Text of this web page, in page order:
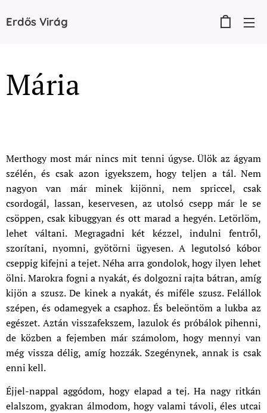
Erdős Virág
Mária
Merthogy most már nincs mit tenni úgyse. Ülök az ágyam
szélén, és csak azon igyekszem, hogy teljen a tál. Nem
nagyon van már minek kijönni, nem spriccel, csak
csordogál, lassan, keservesen, az utolsó csepp már le se
csöppen, csak kibuggyan és ott marad a hegyén. Letörlöm,
lehet váltani. Megragadni két kézzel, indulni fentről,
szorítani, nyomni, gyötörni ügyesen. A legutolsó kóbor
cseppig kifejni a tejet. Néha arra gondolok, hogy ilyen lehet
ölni. Marokra fogni a nyakát, és dolgozni rajta bátran, amíg
kijön a szusz. De kinek a nyakát, és miféle szusz. Felállok
szépen, és odamegyek a csaphoz. És beleöntöm a lukba az
egészet. Aztán visszafekszem, lazulok és próbálok pihenni,
de közben a fejemben már számolom, hogy mennyi van
még vissza délig, amíg hozzák. Szegénynek, annak is csak
enni kell.
Éjjel-nappal aggódom, hogy elapad a tej. Ha nagy ritkán
elalszom, gyakran álmodom, hogy valami távoli, éles utcai